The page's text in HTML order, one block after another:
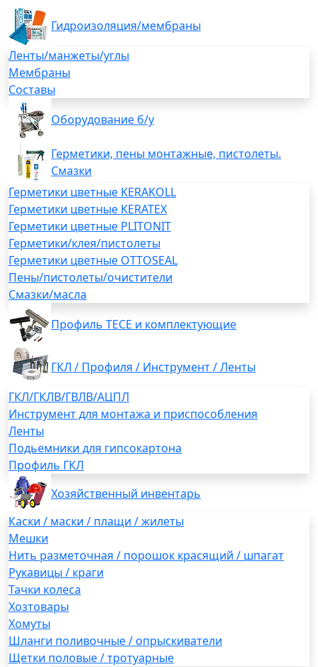
Гидроизоляция/мембраны
Ленты/манжеты/углы
Мембраны
Составы
Оборудование б/у
Герметики, пены монтажные, пистолеты.
Смазки
Герметики цветные KERAKOLL
Герметики цветные KERATEX
Герметики цветные PLITONIT
Герметики/клея/пистолеты
Герметики цветные OTTOSEAL
Пены/пистолеты/очистители
Смазки/масла
Профиль TECE и комплектующие
ГКЛ / Профиля / Инструмент / Ленты
ГКЛ/ГКЛВ/ГВЛВ/АЦПЛ
Инструмент для монтажа и приспособления
Ленты
Подьемники для гипсокартона
Профиль ГКЛ
Хозяйственный инвентарь
Каски / маски / плащи / жилеты
Мешки
Нить разметочная / порошок красящий / шпагат
Рукавицы / краги
Тачки колеса
Хозтовары
Хомуты
Шланги поливочные / опрыскиватели
Щетки половые / тротуарные